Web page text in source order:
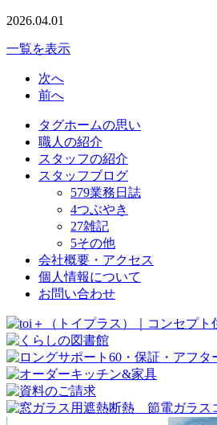
2026.04.01
一覧を表示
次へ
前へ
タグホームの思い
職人の紹介
スタッフの紹介
スタッフブログ
579業務日誌
4つぶやき
27雑記
5その他
会社概要・アクセス
個人情報について
お問い合わせ